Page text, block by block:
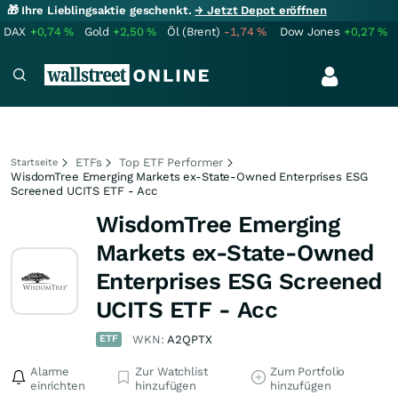
🎁 Ihre Lieblingsaktie geschenkt.→ Jetzt Depot eröffnen
DAX +0,74% Gold +2,50% Öl (Brent) -1,74% Dow Jones +0,27%
Startseite ETFs
Top ETF Performer
WisdomTree Emerging Markets ex-State-Owned Enterprises ESG
Screened UCITS ETF - Acc
WisdomTree Emerging
Markets ex-State-Owned
Enterprises ESG Screened
UCITS ETF - Acc
ETF WKN:A2QPTX
Alarme
einrichten
Zur Watchlist
hinzufügen
Zum Portfolio
hinzufügen